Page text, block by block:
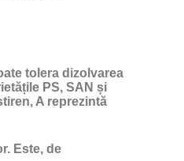
tolera dizolvarea
PS, SAN și
A reprezintă
Este, de